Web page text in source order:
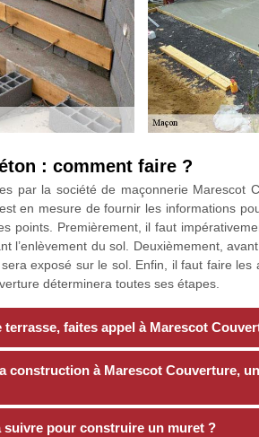
: comment faire ?
par la société de maçonnerie Marescot
en mesure de fournir les informations
points. Premièrement, il faut
l’enlèvement du sol. Deuxièmement,
exposé sur le sol. Enfin, il faut faire les
déterminera toutes ses étapes.
faites appel à Marescot
construction à Marescot Couverture,
suivre pour construire un muret ?